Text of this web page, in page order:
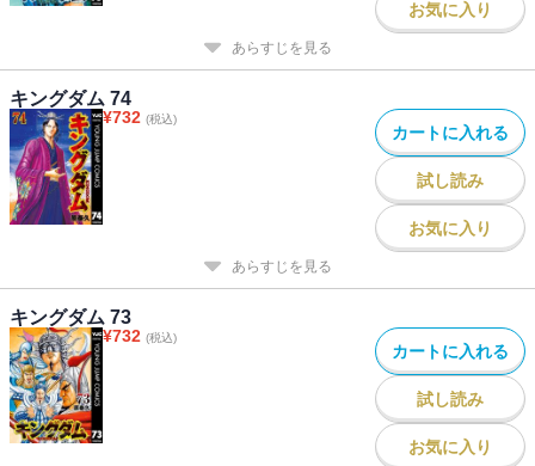
お気に入り
あらすじを見る
キングダム 74
¥732 (税込)
カートに入れる
試し読み
お気に入り
あらすじを見る
キングダム 73
¥732 (税込)
カートに入れる
試し読み
お気に入り